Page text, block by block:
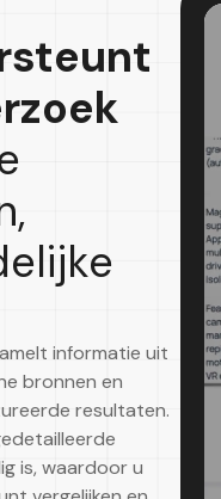
informatie uit
bronnen en
resultaten.
is, waardoor u